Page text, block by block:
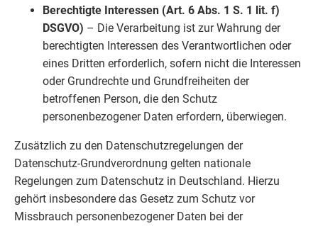
Berechtigte Interessen (Art. 6 Abs. 1 S. 1 lit. f)
DSGVO) – Die Verarbeitung ist zur Wahrung der
berechtigten Interessen des Verantwortlichen oder
eines Dritten erforderlich, sofern nicht die Interessen
oder Grundrechte und Grundfreiheiten der
betroffenen Person, die den Schutz
personenbezogener Daten erfordern, überwiegen.
Zusätzlich zu den Datenschutzregelungen der
Datenschutz-Grundverordnung gelten nationale
Regelungen zum Datenschutz in Deutschland. Hierzu
gehört insbesondere das Gesetz zum Schutz vor
Missbrauch personenbezogener Daten bei der